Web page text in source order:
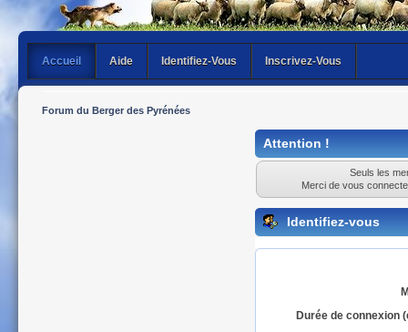
Accueil Aide Identifiez-Vous Inscrivez-Vous
Forum du Berger des Pyrénées
Attention !
Seuls les
Merci de vous
Identifiez-vous
Durée de connexion